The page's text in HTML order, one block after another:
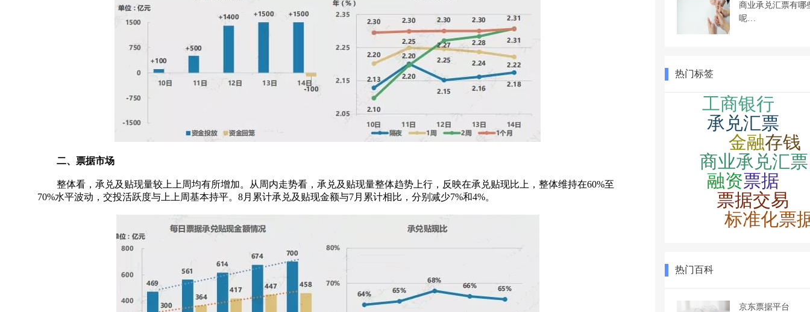
二、票据市场
整体看，承兑及贴现量较上上周均有所增加。从周内走势看，承兑及贴现量整体趋势上行，反映在承兑贴现比上，整体维持在60%至
70%水平波动，交投活跃度与上上周基本持平。8月累计承兑及贴现金额与7月累计相比，分别减少7%和4%。
商业承兑汇票有哪
呢…
热门标签
热门百科
京东票据平台